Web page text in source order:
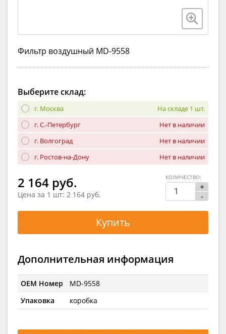
Фильтр воздушный MD-9558
Выберите склад:
г. Москва
На складе 1 шт.
г. С.-Петербург
Нет в наличии
г. Волгоград
Нет в наличии
г. Ростов-на-Дону
Нет в наличии
2 164 руб.
Цена за 1 шт: 2 164 руб.
+
-
КОЛИЧЕСТВО:
Купить
Дополнительная информация
OEM Номер
MD-9558
Упаковка
коробка